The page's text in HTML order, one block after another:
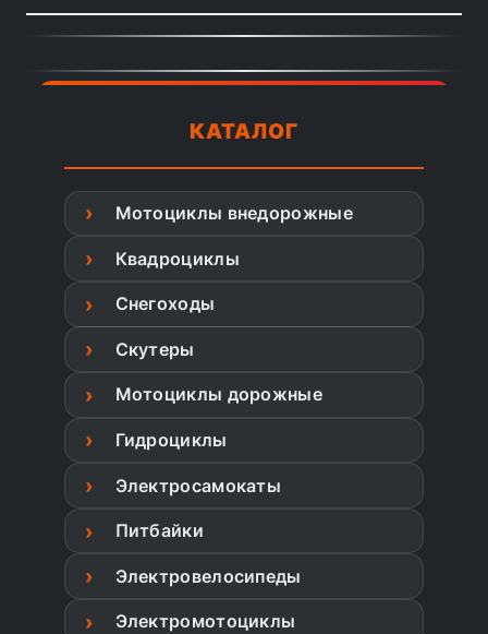
КАТАЛОГ
Мотоциклы внедорожные
Квадроциклы
Снегоходы
Скутеры
Мотоциклы дорожные
Гидроциклы
Электросамокаты
Питбайки
Электровелосипеды
Электромотоциклы